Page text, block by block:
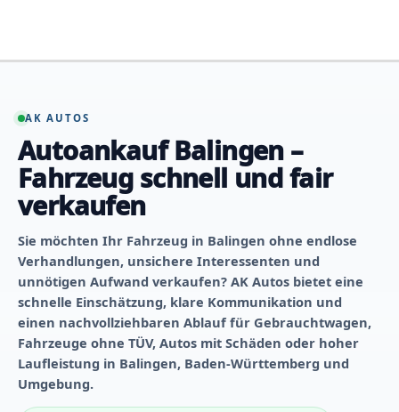
springen
AK AUTOS
Autoankauf Balingen –
Fahrzeug schnell und fair
verkaufen
Sie möchten Ihr Fahrzeug in Balingen ohne endlose
Verhandlungen, unsichere Interessenten und
unnötigen Aufwand verkaufen? AK Autos bietet eine
schnelle Einschätzung, klare Kommunikation und
einen nachvollziehbaren Ablauf für Gebrauchtwagen,
Fahrzeuge ohne TÜV, Autos mit Schäden oder hoher
Laufleistung in Balingen, Baden-Württemberg und
Umgebung.